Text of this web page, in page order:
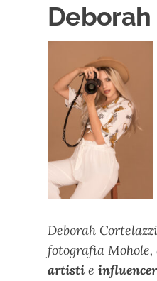
Deborah
fotografia
artisti einfluencer